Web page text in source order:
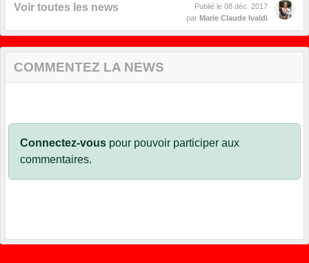
Voir toutes les news Publié le 08 déc. 2017
par Marie Claude Ivaldi
COMMENTEZ LA NEWS
Connectez-vous pour pouvoir participer aux
commentaires.